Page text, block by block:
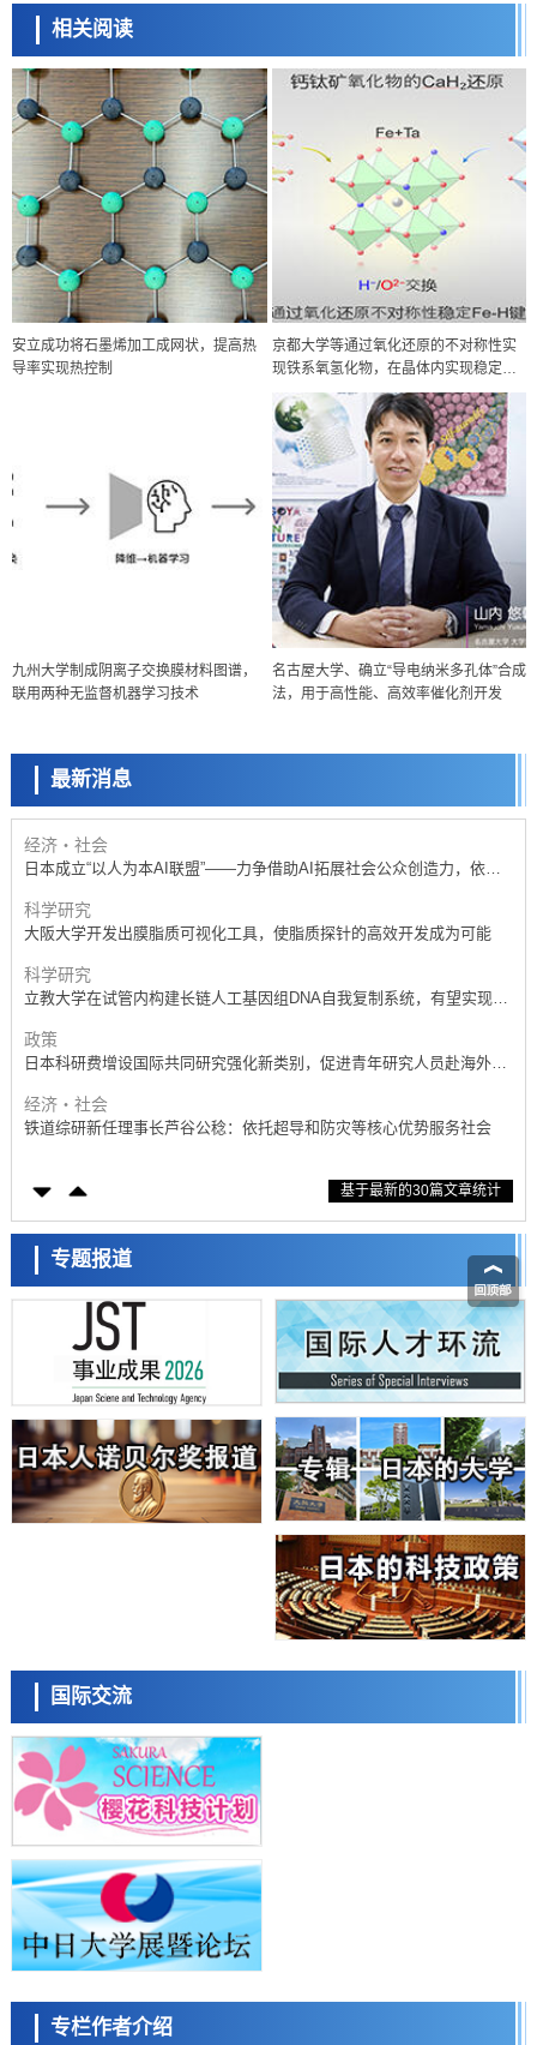
相关阅读
安立成功将石墨烯加工成网状，提高热
导率实现热控制
京都大学等通过氧化还原的不对称性实
现铁系氧氢化物，在晶体内实现稳定的
铁-氢键
九州大学制成阴离子交换膜材料图谱，
联用两种无监督机器学习技术
名古屋大学、确立“导电纳米多孔体”合成
法，用于高性能、高效率催化剂开发
最新消息
日本科研费增设国际共同研究强化新类别，促进青年研究人员赴海外开
展研究
科学研究
开发出300亿年仅误差1秒的光晶格钟，构建网络将其打造为下一代社会
基础设施
经济・社会
日本成立“以人为本AI联盟”——力争借助AI拓展社会公众创造力，依托
科学研究
大阪大学开发出膜脂质可视化工具，使脂质探针的高效开发成为可能
科学研究
立教大学在试管内构建长链人工基因组DNA自我复制系统，有望实现携
政策
日本科研费增设国际共同研究强化新类别，促进青年研究人员赴海外开
经济・社会
铁道综研新任理事长芦谷公稔：依托超导和防灾等核心优势服务社会
东京大学通过叶绿体基因组编辑技术强化碳固定酶，成功提高光合作用
科学研究
藤田医科大学等成功鉴定出非结核分枝杆菌生存的必需基因，首次揭示
该基因的必要性因菌株而异
经济・社会
【AI法下篇】如何应对AI的不可控性——中央大学平野晋教授专访
科学研究
日本学术会议：为保持土壤健康应采取哪些措施？探讨土壤保护与强化
的具体对策
科学研究
大阪大学开发基于水氢键网络的温度预测新方法，AI从分子排列信息中
高精度解读
经济・社会
【AI法上篇】如何对“将人生交给AI”保持危机感——中央大学平野晋教
庆应义塾大学阐明脑内“游击手”小胶质细胞包裹保护受损神经细胞的机
制，有望用于开发阿尔茨海默病等疾病疗法
劣化抑制机制，为提升轮胎安全性与耐久性的材料设计开辟道路
科学研究
近畿大学等发现植物染料“日本茜”的红色成分可抑制老化与炎症，有望
科学研究
群马大学开发针对难治性癫痫的新型基因疗法，利用超小型GAD67启动
子抑制发作
科学研究
九州大学揭示夜间眼压升高机制：两种激素波动叠加所致
科学研究
东京都产技研采用新手法开发出可稳定工作至300℃的介电材料，已验
证电容器可在汽车发动机等高温环境下工作
经济・社会
日本生成式AI使用者占比一年内翻倍，但与中美德仍有较大差距
政策
日本修订首都直下型地震紧急对策：目标为死亡人数至少减半，重点强
基于最新的30篇文章统计
专题报道
国际交流
专栏作者介绍
流员
小岩井忠道